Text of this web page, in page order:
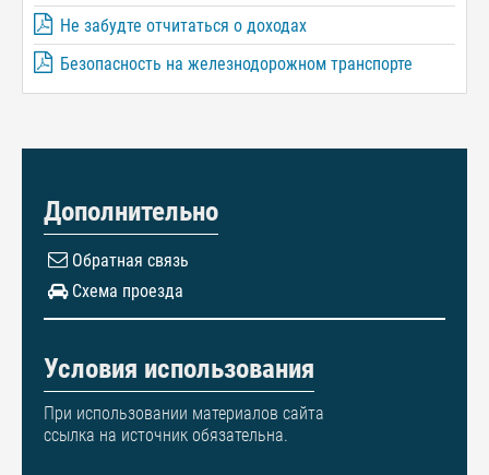
Не забудте отчитаться о доходах
Безопасность на железнодорожном транспорте
Дополнительно
Обратная связь
Схема проезда
Условия использования
При использовании материалов сайта
ссылка на источник обязательна.